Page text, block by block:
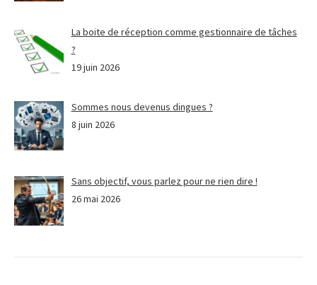
La boite de réception comme gestionnaire de tâches
?
19 juin 2026
Sommes nous devenus dingues ?
8 juin 2026
Sans objectif, vous parlez pour ne rien dire !
26 mai 2026